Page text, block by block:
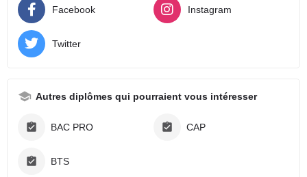
Facebook Instagram
Twitter
Autres diplômes qui pourraient vous intéresser
BAC PRO CAP
BTS